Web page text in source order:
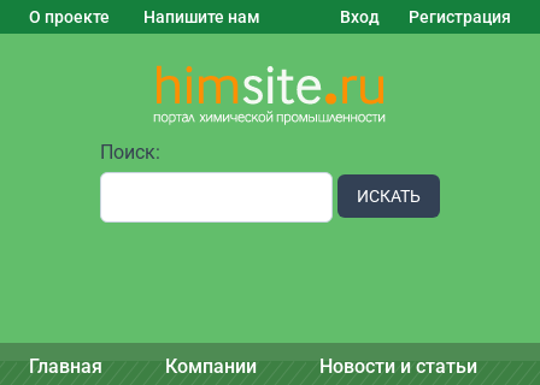
О проекте Напишите нам Вход Регистрация
Поиск:
ИСКАТЬ
Главная Компании Новости и статьи